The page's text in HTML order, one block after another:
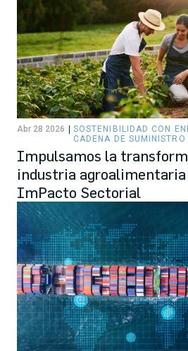
Abr 28 2026
SOSTENIBILIDAD CON
CADENA DE SUMINISTRO
Impulsamos la
industria
ImPacto Sectorial